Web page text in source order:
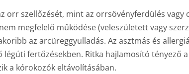
orr szellőzését, mint az orrsövényferdülés vagy
megfelelő működése (veleszületett vagy
az arcüreggyulladás. Az asztmás és
fertőzésekben. Ritka hajlamosító tényező
a kórokozók eltávolításában.